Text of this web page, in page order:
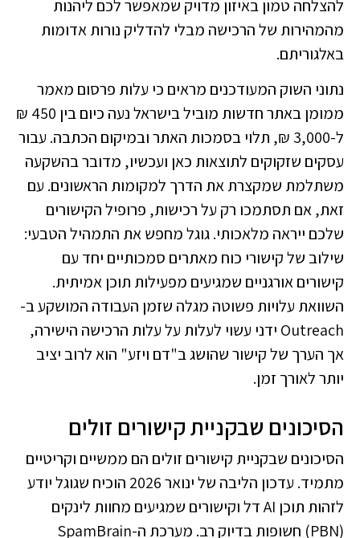
להצלחה טמון באיזון מדויק שמאפשר לכם ליהנות
מהמהירות של הרכישה מבלי להדליק נורות אדומות
באלגוריתם.
נתוני השוק המעודכנים מראים כי עלות פרסום מאמר
ממומן באתר חדשות מוביל בישראל נעה כיום בין 450 ₪
ל-3,000 ₪, תלוי בסמכות האתר ובמיקום הכתבה. עבור
עסקים שזקוקים לתוצאות כאן ועכשיו, מדובר בהשקעה
משתלמת שמקצרת את הדרך למקומות הראשונים. עם
זאת, אם תסתמכו רק על רכישות, פרופיל הקישורים
שלכם ייראה מלאכותי. גוגל מחפש את התמהיל הטבעי:
שילוב של קישורי כוח מאתרים סמכותיים יחד עם
קישורים אורגניים שמגיעים מפעילות תוכן אמיתית.
השוואת עלויות פשוטה מגלה שזמן העבודה המושקע ב-
Outreach ידני עשוי לעלות על עלות הרכישה הישירה,
אך הערך של קישור שהושג ב"דם ויזע" הוא לרוב יציב
יותר לאורך זמן.
הסיכונים שבקניית קישורים זולים
הסיכונים שבקניית קישורים זולים הם ממשיים וקריטיים
מתמיד. עדכון הליבה של ינואר 2026 הוכיח שגוגל יודע
לזהות תוכן AI דל וקישורים שמגיעים מחוות לינקים
(PBN) חשופות בדיוק רב. מערכת ה-SpamBrain